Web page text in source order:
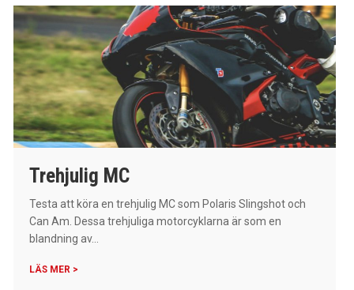
Trehjulig MC
Testa att köra en trehjulig MC som Polaris Slingshot och
Can Am. Dessa trehjuliga motorcyklarna är som en
blandning av...
LÄS MER >